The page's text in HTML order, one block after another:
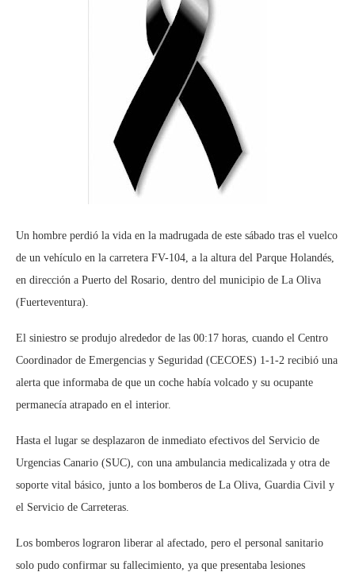
Un hombre perdió la vida en la madrugada de este sábado tras el vuelco
de un vehículo en la carretera FV-104, a la altura del Parque Holandés,
en dirección a Puerto del Rosario, dentro del municipio de La Oliva
(Fuerteventura).
El siniestro se produjo alrededor de las 00:17 horas, cuando el Centro
Coordinador de Emergencias y Seguridad (CECOES) 1-1-2 recibió una
alerta que informaba de que un coche había volcado y su ocupante
permanecía atrapado en el interior.
Hasta el lugar se desplazaron de inmediato efectivos del Servicio de
Urgencias Canario (SUC), con una ambulancia medicalizada y otra de
soporte vital básico, junto a los bomberos de La Oliva, Guardia Civil y
el Servicio de Carreteras.
Los bomberos lograron liberar al afectado, pero el personal sanitario
solo pudo confirmar su fallecimiento, ya que presentaba lesiones